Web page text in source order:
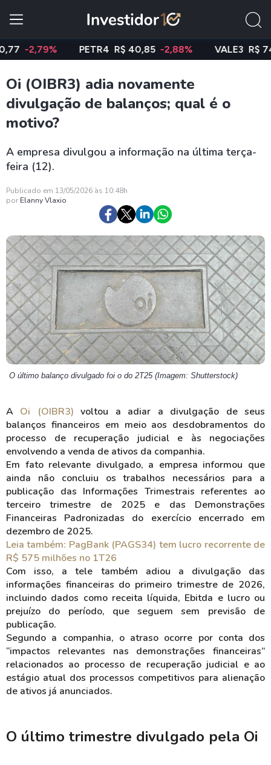
-2,79% PETR4 R$ 40,85 -2,88% VALE3 R$ 74,97
Oi (OIBR3) adia novamente
divulgação de balanços; qual é o
motivo?
A empresa divulgou a informação na última terça-
feira (12).
Publicado em 13/05/2026 às 10:48h
por Elanny Vlaxio
O último balanço divulgado foi o do 2T25 (Imagem: Shutterstock)
A Oi (OIBR3) voltou a adiar a divulgação de seus
balanços financeiros em meio aos desdobramentos do
processo de recuperação judicial e às negociações
envolvendo a venda de ativos da companhia.
Em fato relevante divulgado, a empresa informou que
ainda não concluiu os trabalhos necessários para a
publicação das Informações Trimestrais referentes ao
terceiro trimestre de 2025 e das Demonstrações
Financeiras Padronizadas do exercício encerrado em
dezembro de 2025.
Leia também: PagBank (PAGS34) tem lucro recorrente de
R$ 575 milhões no 1T26
Com isso, a tele também adiou a divulgação das
informações financeiras do primeiro trimestre de 2026,
incluindo dados como receita líquida, Ebitda e lucro ou
prejuízo do período, que seguem sem previsão de
publicação.
Segundo a companhia, o atraso ocorre por conta dos
“impactos relevantes nas demonstrações financeiras”
relacionados ao processo de recuperação judicial e ao
estágio atual dos processos competitivos para alienação
de ativos já anunciados.
O último trimestre divulgado pela Oi